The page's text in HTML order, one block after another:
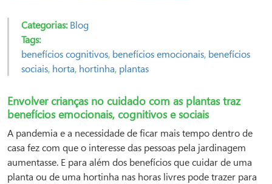
Categorias: Blog
Tags:
benefícios cognitivos, benefícios emocionais, benefícios
sociais, horta, hortinha, plantas
Envolver crianças no cuidado com as plantas traz
benefícios emocionais, cognitivos e sociais
A pandemia e a necessidade de ficar mais tempo dentro de
casa fez com que o interesse das pessoas pela jardinagem
aumentasse. E para além dos benefícios que cuidar de uma
planta ou de uma hortinha nas horas livres pode trazer para